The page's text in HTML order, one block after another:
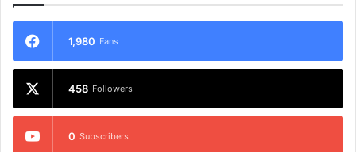
1,980 Fans
458 Followers
0 Subscribers